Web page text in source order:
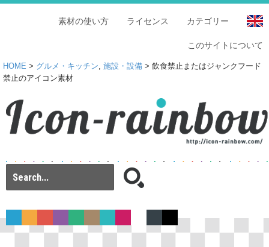
カテゴリー
ライセンス
素材の使い方
このサイトについて
HOME > グルメ・キッチン, 施設・設備 > 飲食禁止またはジャンクフード
禁止のアイコン素材